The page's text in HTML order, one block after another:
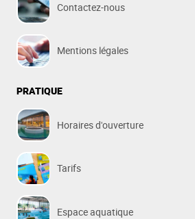
Contactez-nous
Mentions légales
PRATIQUE
Horaires d'ouverture
Tarifs
Espace aquatique